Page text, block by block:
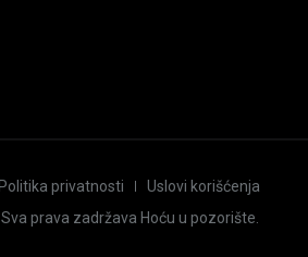
Politika privatnosti
Uslovi korišćenja
. Sva prava zadržava Hoću u pozorište.